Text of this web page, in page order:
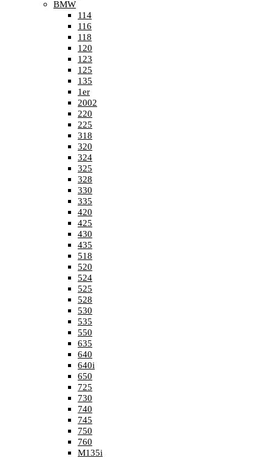
BMW
114
116
118
120
123
125
135
1er
2002
220
225
318
320
324
325
328
330
335
420
425
430
435
518
520
524
525
528
530
535
550
635
640
640i
650
725
730
740
745
750
760
M135i